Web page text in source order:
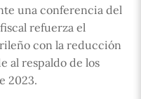
una conferencia del
refuerza el
con la reducción
al respaldo de los
2023.